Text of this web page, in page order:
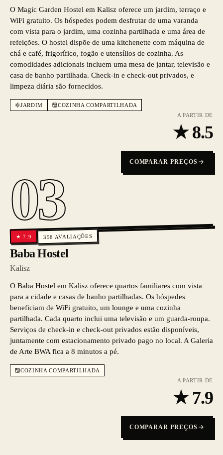
O Magic Garden Hostel em Kalisz oferece um jardim, terraço e
WiFi gratuito. Os hóspedes podem desfrutar de uma varanda
com vista para o jardim, uma cozinha partilhada e uma área de
refeições. O hostel dispõe de uma kitchenette com máquina de
chá e café, frigorífico, fogão e utensílios de cozinha. As
comodidades adicionais incluem uma mesa de jantar, televisão e
casa de banho partilhada. Check-in e check-out privados, e
limpeza diária são fornecidos.
JARDIM
COZINHA COMPARTILHADA
A PARTIR DE
★8.5
COMPARAR PREÇOS
03
★7.9 358 AVALIAÇÕES
Baba Hostel
Kalisz
O Baba Hostel em Kalisz oferece quartos familiares com vista
para a cidade e casas de banho partilhadas. Os hóspedes
beneficiam de WiFi gratuito, um lounge e uma cozinha
partilhada. Cada quarto inclui uma televisão e um guarda-roupa.
Serviços de check-in e check-out privados estão disponíveis,
juntamente com estacionamento privado pago no local. A Galeria
de Arte BWA fica a 8 minutos a pé.
COZINHA COMPARTILHADA
A PARTIR DE
★ 7.9
COMPARAR PREÇOS